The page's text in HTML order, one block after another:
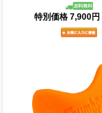
特別価格 7,900円